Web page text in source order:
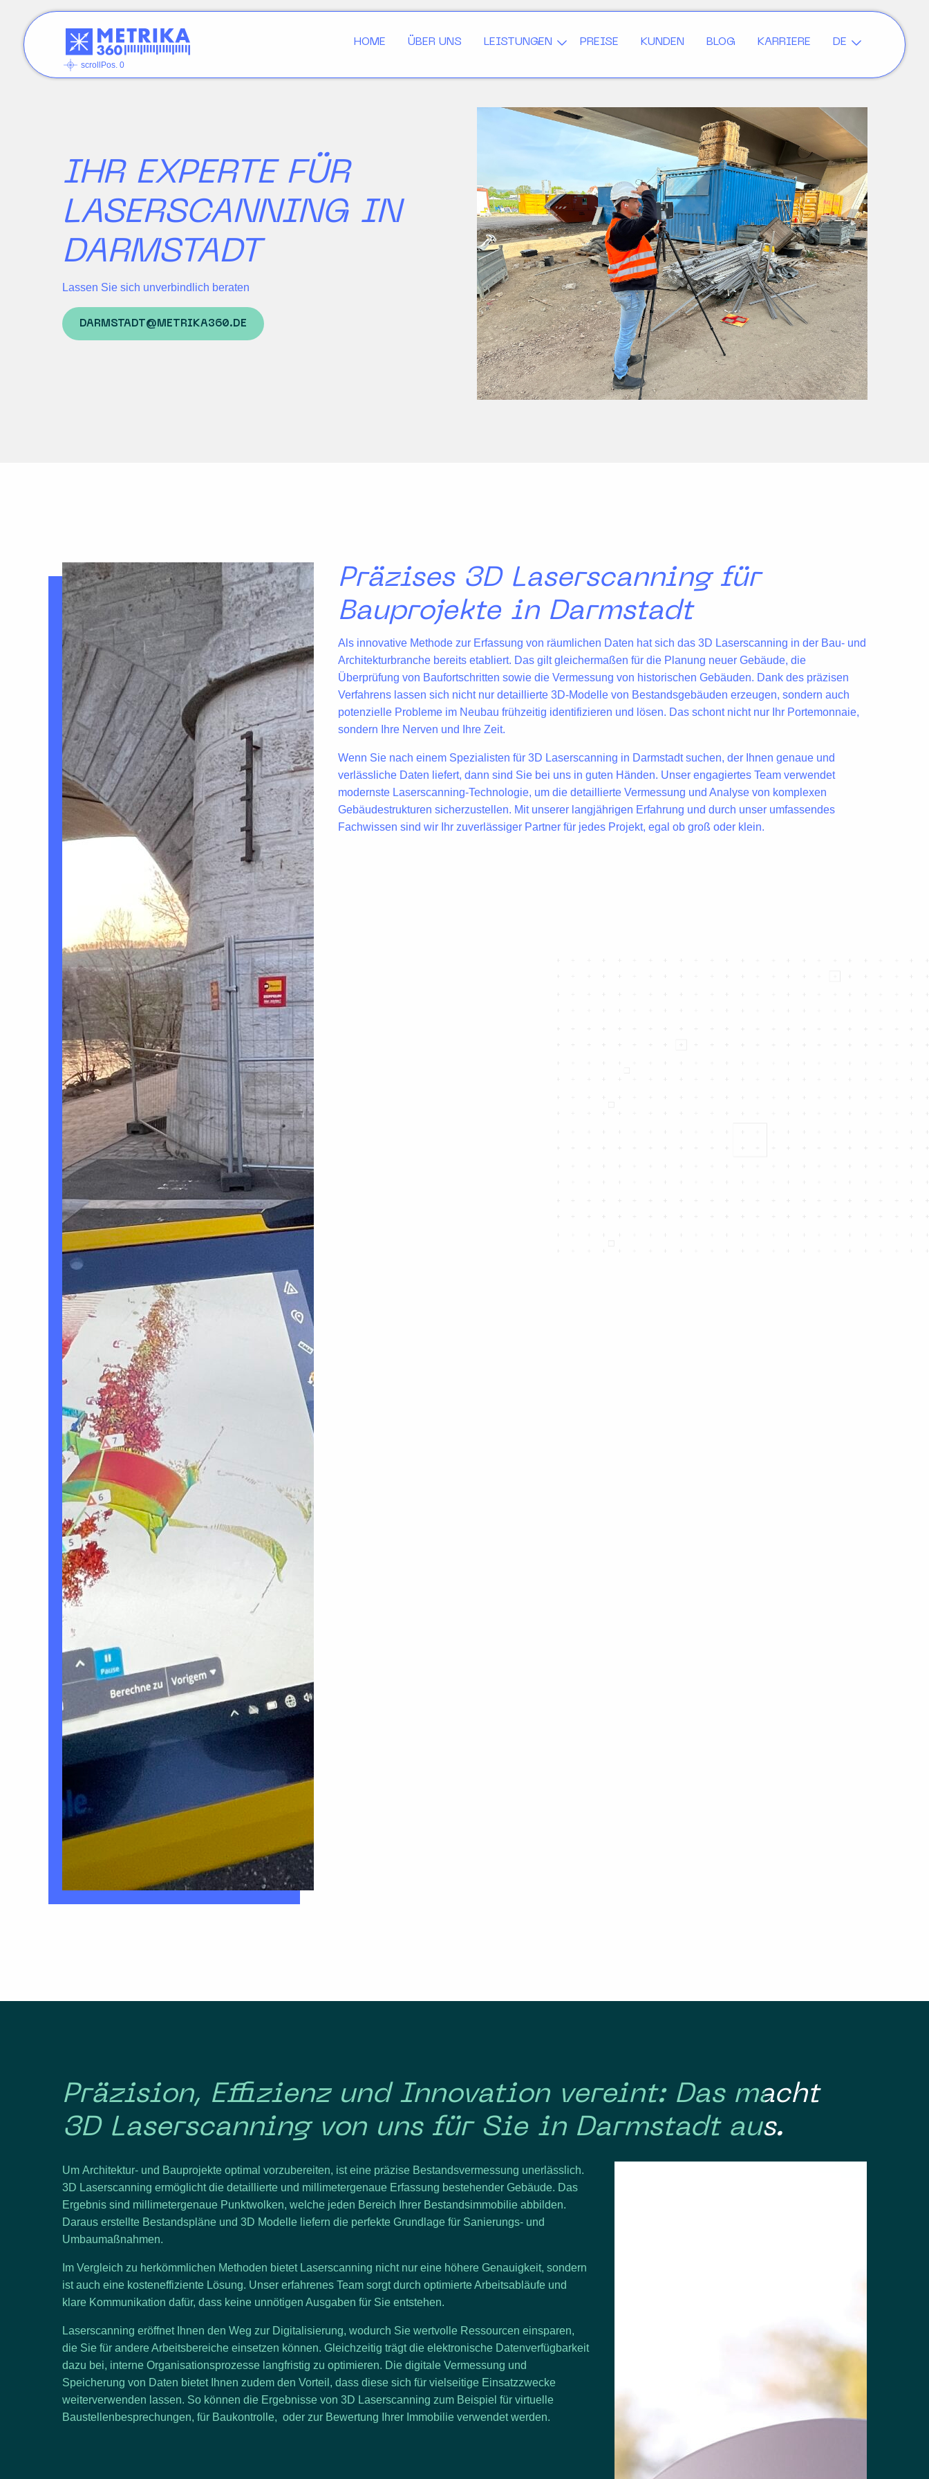
scrollPos. 0
HOME ÜBER UNS LEISTUNGEN PREISE KUNDEN BLOG KARRIERE DE
IHR EXPERTE FÜR
LASERSCANNING IN
DARMSTADT
Lassen Sie sich unverbindlich beraten
DARMSTADT@METRIKA360.DE
Präzises 3D Laserscanning für
Bauprojekte in Darmstadt
Als innovative Methode zur Erfassung von räumlichen Daten hat sich das 3D Laserscanning in der Bau- und
Architekturbranche bereits etabliert. Das gilt gleichermaßen für die Planung neuer Gebäude, die
Überprüfung von Baufortschritten sowie die Vermessung von historischen Gebäuden. Dank des präzisen
Verfahrens lassen sich nicht nur detaillierte 3D-Modelle von Bestandsgebäuden erzeugen, sondern auch
potenzielle Probleme im Neubau frühzeitig identifizieren und lösen. Das schont nicht nur Ihr Portemonnaie,
sondern Ihre Nerven und Ihre Zeit.
Wenn Sie nach einem Spezialisten für3D Laserscanning in Darmstadtsuchen, der Ihnengenaue und
verlässliche Daten liefert, dann sind Sie bei uns in guten Händen. Unser engagiertes Team verwendet
modernste Laserscanning-Technologie, um die detaillierte Vermessung und Analyse von komplexen
Gebäudestrukturen sicherzustellen. Mit unserer langjährigen Erfahrung und durch unser umfassendes
Fachwissen sind wir Ihr zuverlässiger Partner für jedes Projekt, egal ob groß oder klein.
Präzision, Effizienz und Innovation vereint: Das macht
3D Laserscanning von uns für Sie in Darmstadt aus.
Um Architektur- und Bauprojekteoptimal vorzubereiten, ist eine präzise Bestandsvermessung unerlässlich.
3D Laserscanning ermöglicht die detaillierte und millimetergenaue Erfassung bestehender Gebäude. Das
Ergebnis sind millimetergenaue Punktwolken, welche jeden Bereich Ihrer Bestandsimmobilie abbilden.
Daraus erstellte Bestandspläne und 3D Modelle liefern die perfekte Grundlage für Sanierungs- und
Umbaumaßnahmen.
Im Vergleich zu herkömmlichen Methoden bietet Laserscanning nicht nur eine höhere Genauigkeit, sondern
ist auch einekosteneffiziente Lösung. Unser erfahrenes Team sorgt durch optimierte Arbeitsabläufe und
klare Kommunikation dafür, dass keine unnötigen Ausgaben für Sie entstehen.
Laserscanning eröffnet Ihnen den Weg zurDigitalisierung, wodurch Sie wertvolle Ressourcen einsparen,
die Sie für andere Arbeitsbereiche einsetzen können. Gleichzeitig trägt die elektronische Datenverfügbarkeit
dazu bei, interne Organisationsprozesse langfristig zu optimieren. Die digitale Vermessung und
Speicherung von Daten bietet Ihnen zudem den Vorteil, dass diese sich für vielseitige Einsatzzwecke
weiterverwenden lassen. So können die Ergebnisse von 3D Laserscanning zum Beispiel für virtuelle
Baustellenbesprechungen, für Baukontrolle, oder zur Bewertung Ihrer Immobilieverwendet werden.